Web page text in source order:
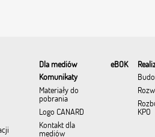
Dla mediów
Komunikaty
Materiały do
pobrania
Logo CANARD
Kontakt dla
mediów
eBOK
KPO